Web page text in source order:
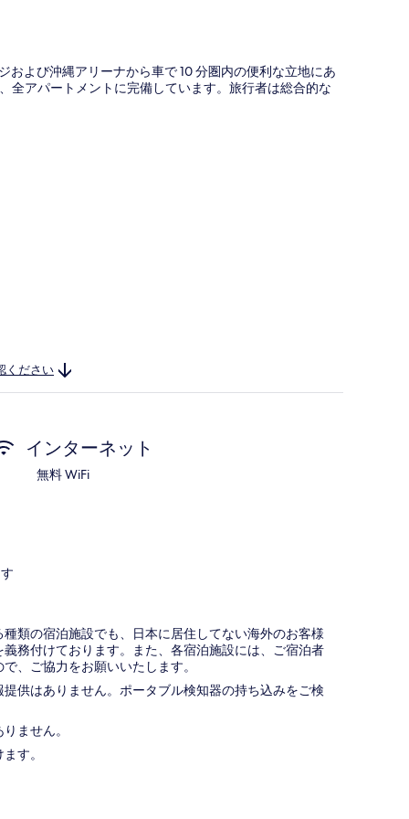
および沖縄アリーナから車で 10 分圏内の便利な立地にあ
全アパートメントに完備しています。旅行者は総合的な
ください
インターネット
無料 WiFi
類の宿泊施設でも、日本に​居住してない海外のお客様
務付け​ております。また、各宿泊施設には、ご宿泊者
、ご協力をお願いいたします。
供はありません。ポータブル検知器の持ち込みをご検
ません。
す。